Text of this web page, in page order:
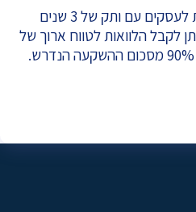
הלוואות במסלול זה מיועדות לעסקים עם ותק של 3 שנים
לקבל הלוואות לטווח ארוך של
עד 12 שנים, ועד לגובה של 90% מסכום ההשקעה הנדרש.